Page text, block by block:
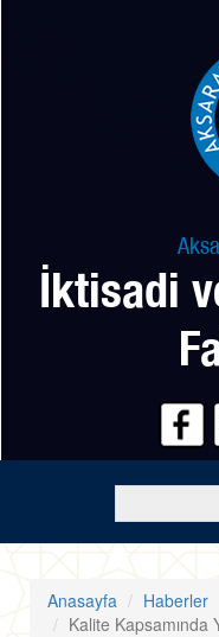
İktisadi
Anasayfa
Haberler
Kalite Kapsamında